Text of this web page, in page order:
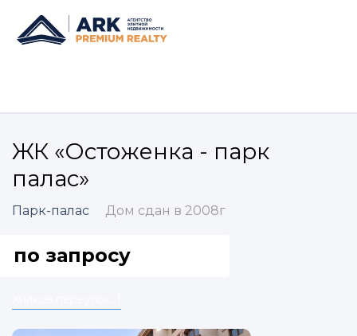
ЖК «Остоженка - парк
палас»
Парк-палас Дом сдан в 2008г
по запросу